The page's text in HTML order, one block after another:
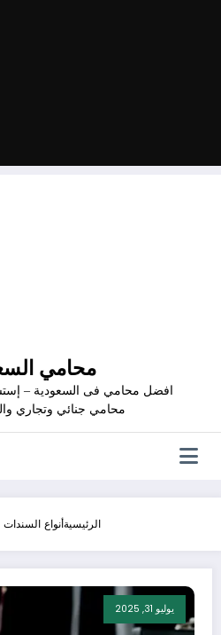
محامي
افضل محامي فى السعودية –
محامي جنائي وتجاري
الرئيسيةأنواع السندات
يوليو 31, 2025